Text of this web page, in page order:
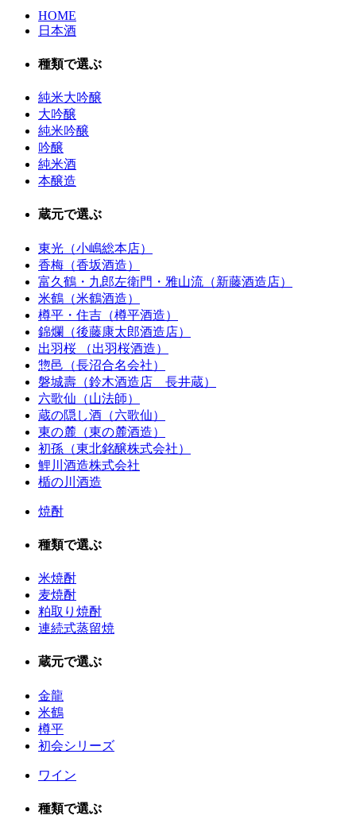
HOME
日本酒
種類で選ぶ
純米大吟醸
大吟醸
純米吟醸
吟醸
純米酒
本醸造
蔵元で選ぶ
東光（小嶋総本店）
香梅（香坂酒造）
富久鶴・九郎左衛門・雅山流（新藤酒造店）
米鶴（米鶴酒造）
樽平・住吉（樽平酒造）
錦爛（後藤康太郎酒造店）
出羽桜 （出羽桜酒造）
惣邑（長沼合名会社）
磐城壽（鈴木酒造店 長井蔵）
六歌仙（山法師）
蔵の隠し酒（六歌仙）
東の麓（東の麓酒造）
初孫（東北銘醸株式会社）
鯉川酒造株式会社
楯の川酒造
焼酎
種類で選ぶ
米焼酎
麦焼酎
粕取り焼酎
連続式蒸留焼
蔵元で選ぶ
金龍
米鶴
樽平
初会シリーズ
ワイン
種類で選ぶ